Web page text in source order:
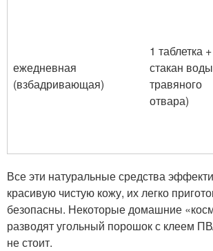
ежедневная
(взбадривающая)
1 таблетка +
стакан
травяного
отвара)
Все эти натуральные средства
красивую чистую кожу, их легко
безопасны. Некоторые домашние
разводят угольный порошок с клеем
не стоит.